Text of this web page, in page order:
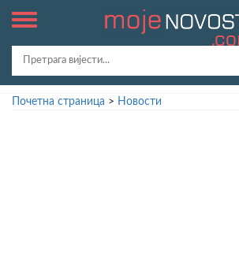
Почетна страница > Новости